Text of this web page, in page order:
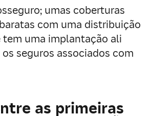
umas coberturas
com uma distribuição
tem uma implantação ali
seguros associados com
as primeiras